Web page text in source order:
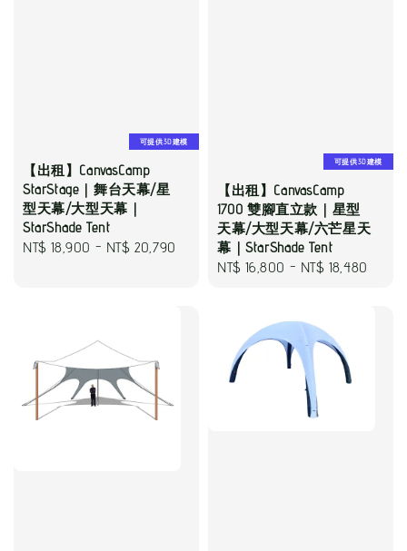
可提供3D建模
【出租】CanvasCamp
StarStage｜舞台天幕/星
型天幕/大型天幕｜
StarShade Tent
Regular
NT$ 18,900 - NT$ 20,790
可提供3D建模
【出租】CanvasCamp
1700 雙腳直立款｜星型
天幕/大型天幕/六芒星天
幕｜StarShade Tent
Regular
NT$ 16,800 - NT$ 18,480